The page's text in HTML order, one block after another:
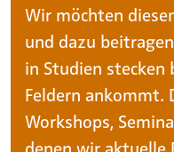
Wir möchten
und dazu
in Studien stecken
Feldern ankommt.
Workshops,